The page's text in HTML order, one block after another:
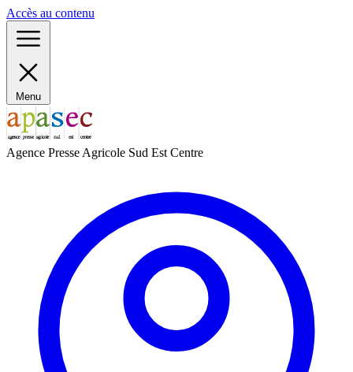
Accès au contenu
Menu
Agence Presse Agricole Sud Est Centre
Panneau de gestion des cookies